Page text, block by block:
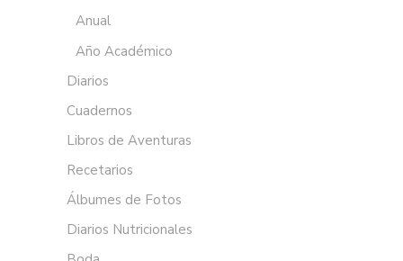
Anual
Año Académico
Diarios
Cuadernos
Libros de Aventuras
Recetarios
Álbumes de Fotos
Diarios Nutricionales